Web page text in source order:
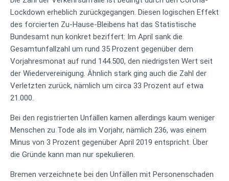
Lockdown erheblich zurückgegangen. Diesen logischen Effekt
des forcierten Zu-Hause-Bleibens hat das Statistische
Bundesamt nun konkret beziffert: Im April sank die
Gesamtunfallzahl um rund 35 Prozent gegenüber dem
Vorjahresmonat auf rund 144.500, den niedrigsten Wert seit
der Wiedervereinigung. Ähnlich stark ging auch die Zahl der
Verletzten zurück, nämlich um circa 33 Prozent auf etwa
21.000.
Bei den registrierten Unfällen kamen allerdings kaum weniger
Menschen zu Tode als im Vorjahr, nämlich 236, was einem
Minus von 3 Prozent gegenüber April 2019 entspricht. Über
die Gründe kann man nur spekulieren.
Bremen verzeichnete bei den Unfällen mit Personenschaden